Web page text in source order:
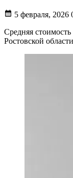
5 февраля, 2026
Средняя
Ростовской